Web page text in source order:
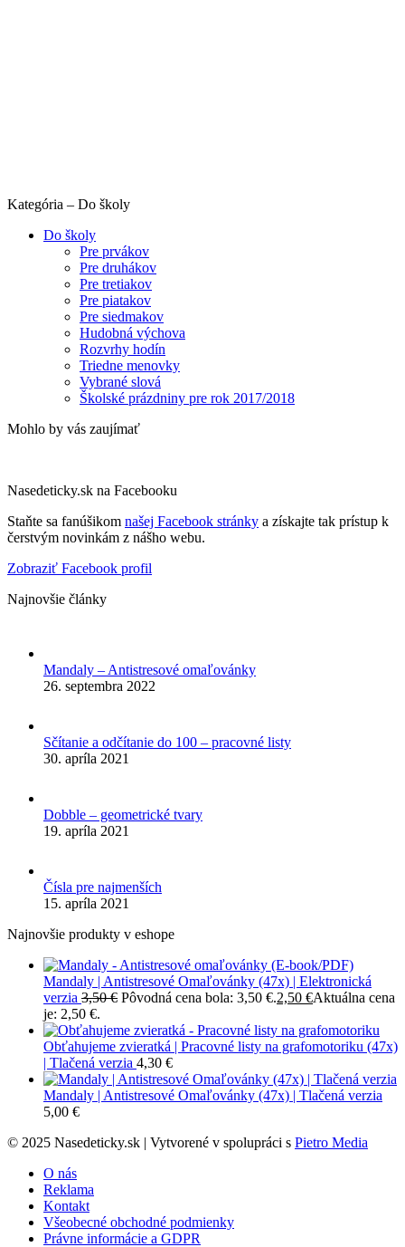
Kategória – Do školy
Do školy
Pre prvákov
Pre druhákov
Pre tretiakov
Pre piatakov
Pre siedmakov
Hudobná výchova
Rozvrhy hodín
Triedne menovky
Vybrané slová
Školské prázdniny pre rok 2017/2018
Mohlo by vás zaujímať
Nasedeticky.sk na Facebooku
Staňte sa fanúšikom našej Facebook stránky a získajte tak prístup k
čerstvým novinkám z nášho webu.
Zobraziť Facebook profil
Najnovšie články
Mandaly – Antistresové omaľovánky
26. septembra 2022
Sčítanie a odčítanie do 100 – pracovné listy
30. apríla 2021
Dobble – geometrické tvary
19. apríla 2021
Čísla pre najmenších
15. apríla 2021
Najnovšie produkty v eshope
Mandaly | Antistresové Omaľovánky (47x) | Elektronická
verzia 3,50€ Pôvodná cena bola: 3,50 €.2,50 €Aktuálna cena
je: 2,50 €.
Obťahujeme zvieratká | Pracovné listy na grafomotoriku (47x)
| Tlačená verzia 4,30 €
Mandaly | Antistresové Omaľovánky (47x) | Tlačená verzia
5,00 €
© 2025 Nasedeticky.sk | Vytvorené v spolupráci s Pietro Media
O nás
Reklama
Kontakt
Všeobecné obchodné podmienky
Právne informácie a GDPR